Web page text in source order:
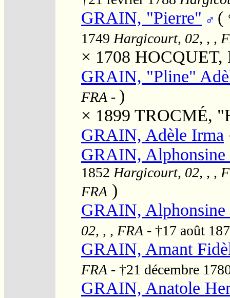
GRAIN, "Pierre" (
1749 Hargicourt, 02, , ,
× 1708 HOCQUET,
GRAIN, "Pline"
FRA - )
× 1899 TROCMÉ,
GRAIN, Adèle Irma
GRAIN, Alphonsine
1852 Hargicourt, 02, , ,
FRA )
GRAIN, Alphonsine
02, , , FRA - †17 août
GRAIN, Amant
FRA - †21 décembre
GRAIN, Anatole